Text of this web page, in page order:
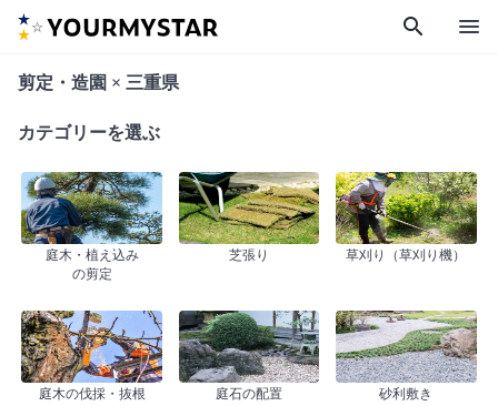
search menu
剪定・造園 × 三重県
カテゴリーを選ぶ
庭木・植え込み
の剪定
芝張り 草刈り（草刈り機）
庭木の伐採・抜根 庭石の配置 砂利敷き